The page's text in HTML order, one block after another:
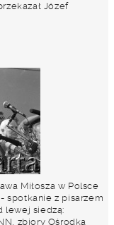
Józef
Miłosza w Polsce
spotkanie z pisarzem
lewej siedzą:
zbiory Ośrodka